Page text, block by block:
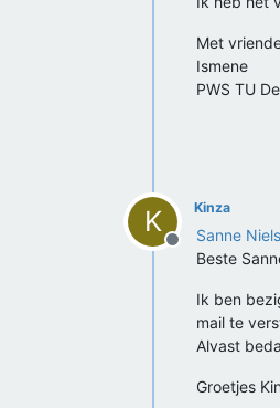
Met
Ismene
PWS TU
K
Offline
Kinza
Sanne
Beste
Ik ben
mail te
Alvast
Groetjes